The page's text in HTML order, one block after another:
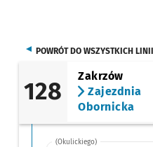
POWRÓT DO WSZYSTKICH LINII
128
Zakrzów
Zajezdnia
Obornicka
(Okulickiego)